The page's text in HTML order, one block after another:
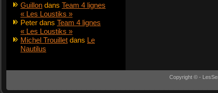
Guillon dans Team 4 lignes
« Les Loustiks »
Peter dans Team 4 lignes
« Les Loustiks »
Michel Trouillet dans Le
Nautilus
Copyright © -